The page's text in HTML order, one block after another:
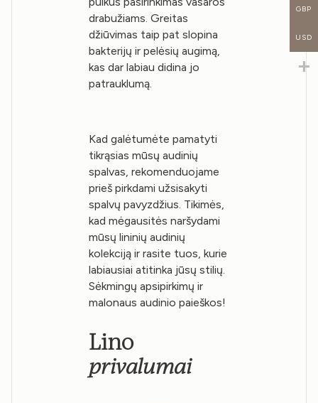
drabužiams. Greitas
džiūvimas taip pat slopina
bakterijų ir pelėsių augimą,
kas dar labiau didina jo
patrauklumą.
Kad galėtumėte pamatyti
tikrąsias mūsų audinių
spalvas, rekomenduojame
prieš pirkdami užsisakyti
spalvų pavyzdžius. Tikimės,
kad mėgausitės naršydami
mūsų lininių audinių
kolekciją ir rasite tuos, kurie
labiausiai atitinka jūsų stilių.
Sėkmingų apsipirkimų ir
malonaus audinio paieškos!
Lino
privalumai
GBP
USD